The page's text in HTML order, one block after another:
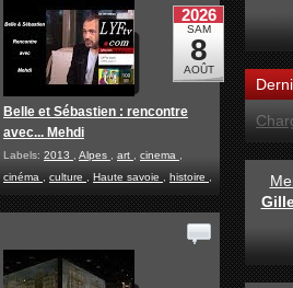
Belle et Sébastien : rencontre
avec... Mehdi
Labels: 2013 , Alpes , art , cinema ,
cinéma , culture , Haute savoie , histoire ,
paris,people